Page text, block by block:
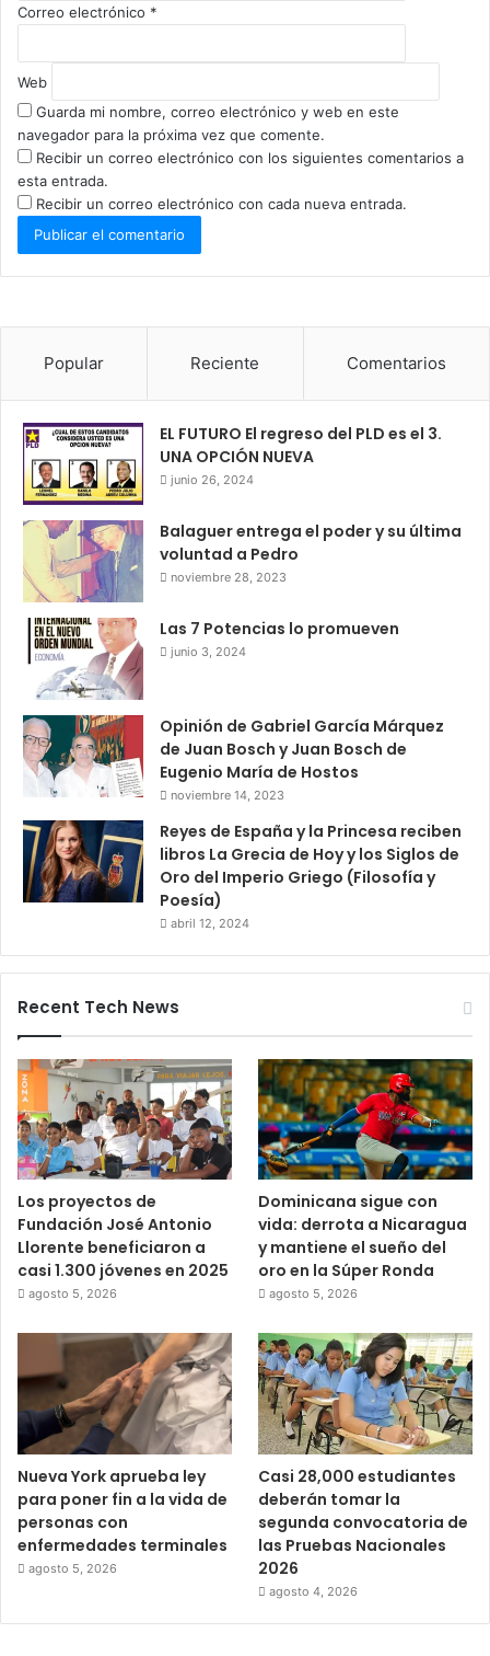
Correo electrónico *
Web
Guarda mi nombre, correo electrónico y web en este
navegador para la próxima vez que comente.
Recibir un correo electrónico con los siguientes comentarios a
esta entrada.
Recibir un correo electrónico con cada nueva entrada.
Popular Reciente Comentarios
EL FUTURO El regreso del PLD es el 3.
UNA OPCIÓN NUEVA
junio 26, 2024
Balaguer entrega el poder y su última
voluntad a Pedro
noviembre 28, 2023
Las 7 Potencias lo promueven
junio 3, 2024
Opinión de Gabriel García Márquez
de Juan Bosch y Juan Bosch de
Eugenio María de Hostos
noviembre 14, 2023
Reyes de España y la Princesa reciben
libros La Grecia de Hoy y los Siglos de
Oro del Imperio Griego (Filosofía y
Poesía)
abril 12, 2024
Recent Tech News
Los proyectos de
Fundación José Antonio
Llorente beneficiaron a
casi 1.300 jóvenes en 2025
agosto 5, 2026
Dominicana sigue con
vida: derrota a Nicaragua
y mantiene el sueño del
oro en la Súper Ronda
agosto 5, 2026
Nueva York aprueba ley
para poner fin a la vida de
personas con
enfermedades terminales
agosto 5, 2026
Casi 28,000 estudiantes
deberán tomar la
segunda convocatoria de
las Pruebas Nacionales
2026
agosto 4, 2026